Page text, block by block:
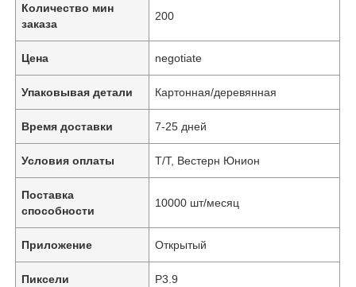
Количество мин
заказа
200
Цена negotiate
Упаковывая детали Картонная/деревянная
Время доставки 7-25 дней
Условия оплаты Т/Т, Вестерн Юнион
Поставка
способности
10000 шт/месяц
Приложение Открытый
Пиксели P3.9